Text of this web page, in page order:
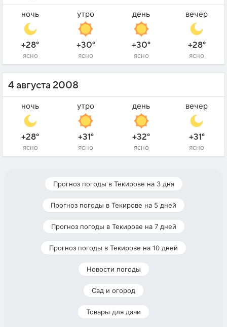
ночь
+28°
ясно
утро
+30°
ясно
день
+30°
ясно
вечер
+28°
ясно
4 августа 2008
ночь
+28°
ясно
утро
+31°
ясно
день
+32°
ясно
вечер
+31°
ясно
Прогноз погоды в Текирове на 3 дня
Прогноз погоды в Текирове на 5 дней
Прогноз погоды в Текирове на 7 дней
Прогноз погоды в Текирове на 10 дней
Новости погоды
Сад и огород
Товары для дачи